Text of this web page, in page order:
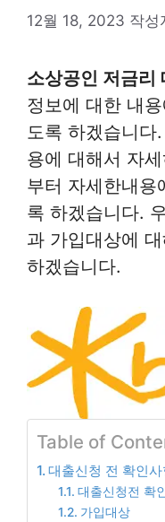
12월 18, 2023 작성
소상공인 저금리
정보에 대한 내
도록 하겠습니다
용에 대해서 자
부터 자세한내용
록 하겠습니다.
과 가입대상에
하겠습니다.
Table of
대출신청 전 확인
대출신청전 확
가입대상